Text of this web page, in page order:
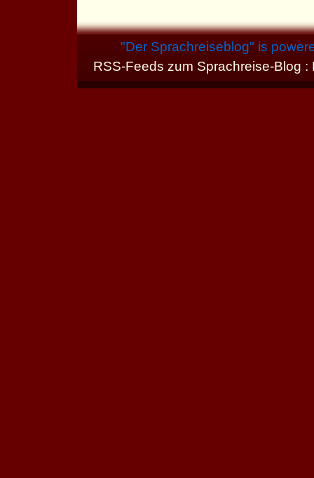
"Der Sprachreiseblog" is
RSS-Feeds zum Sprachreise-Blog :